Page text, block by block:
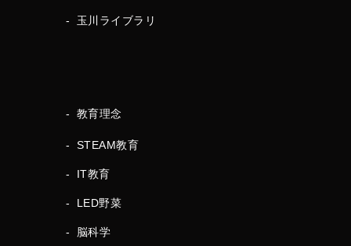
玉川ライブラリ
教育理念
STEAM教育
IT教育
LED野菜
脳科学